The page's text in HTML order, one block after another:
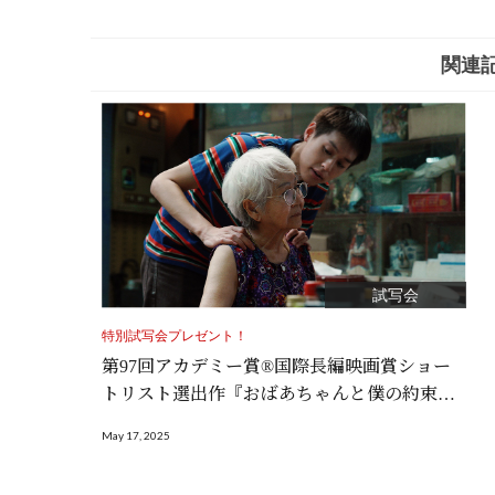
関連
試写会
特別試写会プレゼント！
第97回アカデミー賞®国際長編映画賞ショー
トリスト選出作『おばあちゃんと僕の約束』
May 17, 2025